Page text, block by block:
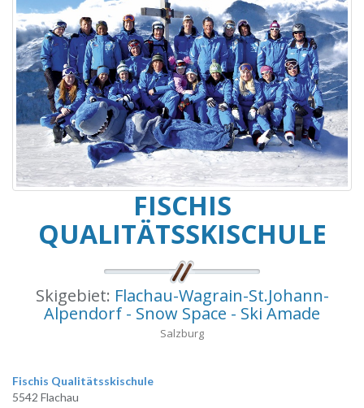
FISCHIS
QUALITÄTSSKISCHULE
Skigebiet: Flachau-Wagrain-St.Johann-
Alpendorf - Snow Space - Ski Amade
Salzburg
Fischis Qualitätsskischule
5542 Flachau